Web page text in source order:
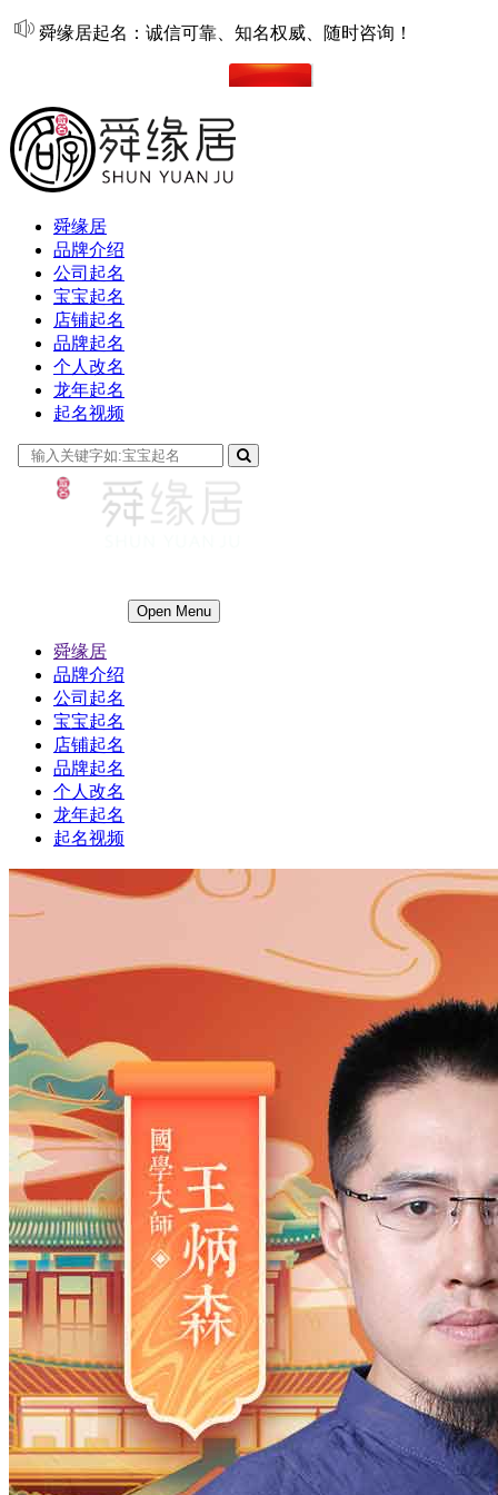
舜缘居起名：诚信可靠、知名权威、随时咨询！
舜缘居
品牌介绍
公司起名
宝宝起名
店铺起名
品牌起名
个人改名
龙年起名
起名视频
Open Menu
舜缘居
品牌介绍
公司起名
宝宝起名
店铺起名
品牌起名
个人改名
龙年起名
起名视频